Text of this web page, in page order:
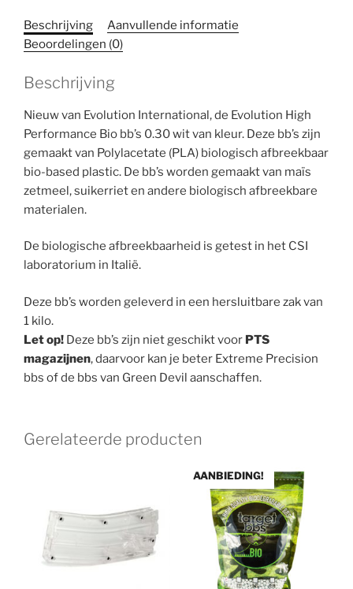
3.333st
aantal
Beschrijving
Aanvullende informatie
Beoordelingen (0)
Beschrijving
Nieuw van Evolution International, de Evolution High
Performance Bio bb’s 0.30 wit van kleur. Deze bb’s zijn
gemaakt van Polylacetate (PLA) biologisch afbreekbaar
bio-based plastic. De bb’s worden gemaakt van maïs
zetmeel, suikerriet en andere biologisch afbreekbare
materialen.
De biologische afbreekbaarheid is getest in het CSI
laboratorium in Italië.
Deze bb’s worden geleverd in een hersluitbare zak van
1 kilo.
Let op! Deze bb’s zijn niet geschikt voor PTS
magazijnen, daarvoor kan je beter Extreme Precision
bbs of de bbs van Green Devil aanschaffen.
Gerelateerde producten
AANBIEDING!